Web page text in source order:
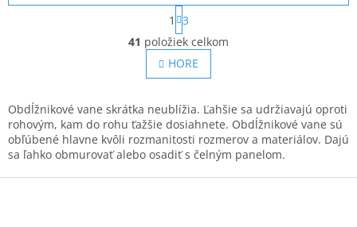
O
v
l
á
a
c
i
e
S
t
r
á
n
k
v
a
n
i
e
1
3
41 položiek celkom
HORE
Obdĺžnikové vane skrátka neublížia. Ľahšie sa udržiavajú oproti
rohovým, kam do rohu ťažšie dosiahnete. Obdĺžnikové vane sú
obľúbené hlavne kvôli rozmanitosti rozmerov a materiálov. Dajú
sa ľahko obmurovať alebo osadiť s čelným panelom.
Z